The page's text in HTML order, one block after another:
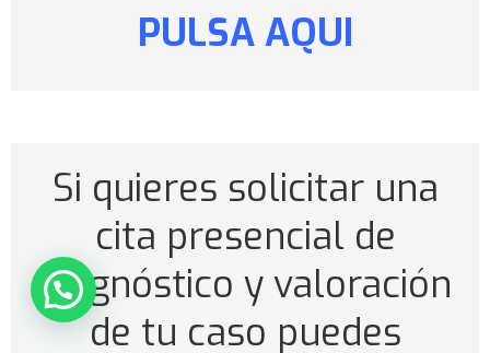
PULSA AQUI
Si quieres solicitar una
cita presencial de
diagnóstico y valoración
de tu caso puedes
Preguntame X